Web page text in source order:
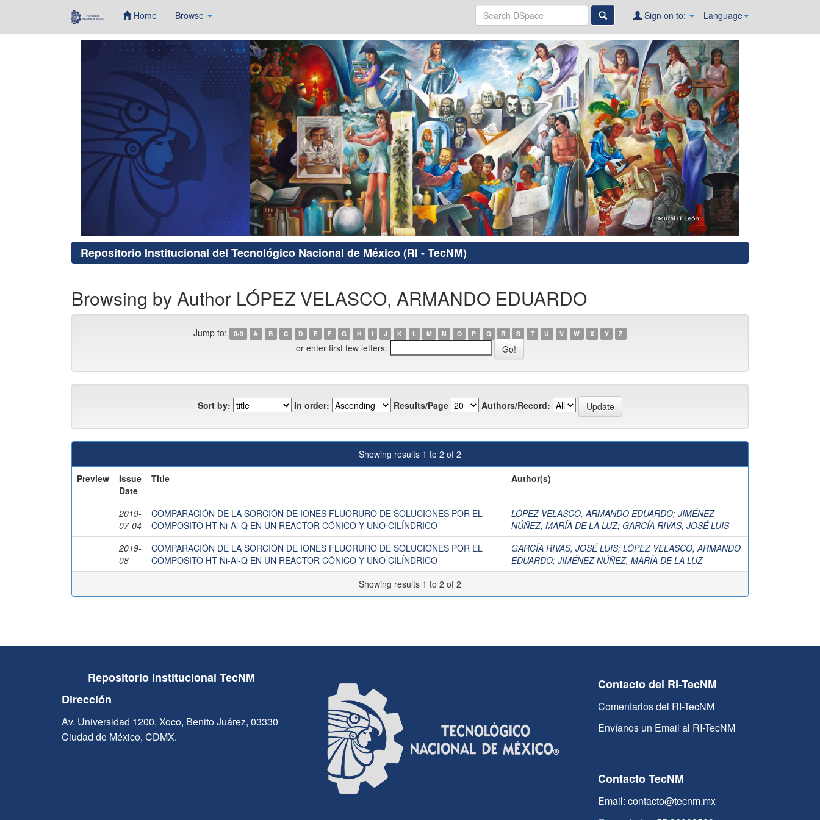
Home Browse Language
Sign on to:
Repositorio Institucional del Tecnológico Nacional de México (RI - TecNM)
Browsing by Author LÓPEZ VELASCO, ARMANDO EDUARDO
Jump to: 0-9 A B C D E F G H I J K L M N O P Q R S T U V W X Y Z
or enter first few letters:
Sort by: In order: Results/Page Authors/Record:
Showing results 1 to 2 of 2
Preview
Issue
Date
Title Author(s)
2019-
07-04
COMPARACIÓN DE LA SORCIÓN DE IONES FLUORURO DE SOLUCIONES POR EL
COMPOSITO HT Ni-Al-Q EN UN REACTOR CÓNICO Y UNO CILÍNDRICO
LÓPEZ VELASCO, ARMANDO EDUARDO; JIMÉNEZ
NÚÑEZ, MARÍA DE LA LUZ; GARCÍA RIVAS, JOSÉ LUIS
2019-
08
COMPARACIÓN DE LA SORCIÓN DE IONES FLUORURO DE SOLUCIONES POR EL
COMPOSITO HT Ni-Al-Q EN UN REACTOR CÓNICO Y UNO CILÍNDRICO
GARCÍA RIVAS, JOSÉ LUIS; LÓPEZ VELASCO, ARMANDO
EDUARDO; JIMÉNEZ NÚÑEZ, MARÍA DE LA LUZ
Showing results 1 to 2 of 2
Repositorio Institucional TecNM
Dirección
Av. Universidad 1200, Xoco, Benito Juárez, 03330
Ciudad de México, CDMX.
Contacto del RI-TecNM
Comentarios del RI-TecNM
Envíanos un Email al RI-TecNM
Contacto TecNM
Email: contacto@tecnm.mx